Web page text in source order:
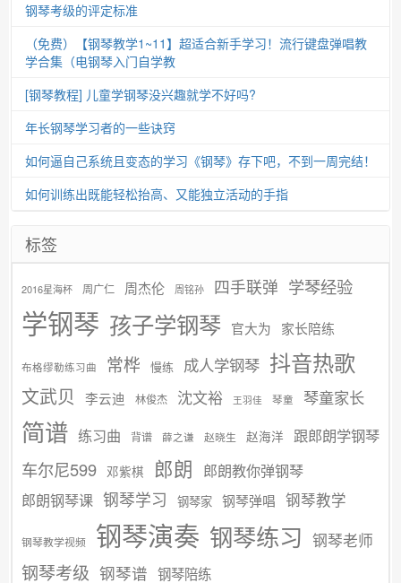
钢琴考级的评定标准
（免费）【钢琴教学1~11】超适合新手学习！流行键盘弹唱教
学合集（电钢琴入门自学教
[钢琴教程] 儿童学钢琴没兴趣就学不好吗?
年长钢琴学习者的一些诀窍
如何逼自己系统且变态的学习《钢琴》存下吧，不到一周完结！
如何训练出既能轻松抬高、又能独立活动的手指
标签
2016星海杯 周广仁 周杰伦 周铭孙 四手联弹 学琴经验
学钢琴 孩子学钢琴 官大为 家长陪练
布格缪勒练习曲 常桦 慢练 成人学钢琴 抖音热歌
文武贝 李云迪 林俊杰 沈文裕 王羽佳 琴童 琴童家长
简谱 练习曲 背谱 薛之谦 赵晓生 赵海洋 跟郎朗学钢琴
车尔尼599 邓紫棋 郎朗 郎朗教你弹钢琴
郎朗钢琴课 钢琴学习 钢琴家 钢琴弹唱 钢琴教学
钢琴教学视频 钢琴演奏 钢琴练习 钢琴老师
钢琴考级 钢琴谱 钢琴陪练